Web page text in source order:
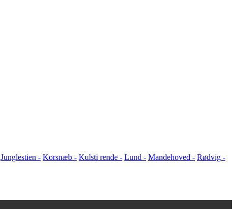
Junglestien - Korsnæb - Kulsti rende - Lund - Mandehoved - Rødvig -